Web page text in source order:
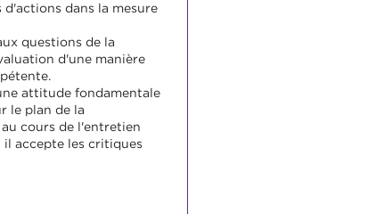
dans la mesure
questions de la
d'une manière
attitude fondamentale
le plan de la
cours de l'entretien
il accepte les critiques